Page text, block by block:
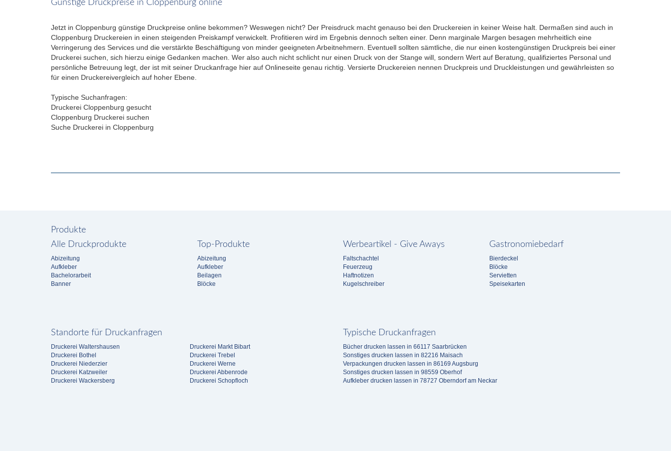
Günstige Druckpreise in Cloppenburg online
Jetzt in Cloppenburg günstige Druckpreise online bekommen? Weswegen nicht? Der Preisdruck macht genauso bei den Druckereien in keiner Weise halt. Dermaßen sind auch in
Cloppenburg Druckereien in einen steigenden Preiskampf verwickelt. Profitieren wird im Ergebnis dennoch selten einer. Denn marginale Margen besagen mehrheitlich eine
Verringerung des Services und die verstärkte Beschäftigung von minder geeigneten Arbeitnehmern. Eventuell sollten sämtliche, die nur einen kostengünstigen Druckpreis bei einer
Druckerei suchen, sich hierzu einige Gedanken machen. Wer also auch nicht schlicht nur einen Druck von der Stange will, sondern Wert auf Beratung, qualifiziertes Personal und
persönliche Betreuung legt, der ist mit seiner Druckanfrage hier auf Onlineseite genau richtig. Versierte Druckereien nennen Druckpreis und Druckleistungen und gewährleisten so
für einen Druckereivergleich auf hoher Ebene.
Typische Suchanfragen:
Druckerei Cloppenburg gesucht
Cloppenburg Druckerei suchen
Suche Druckerei in Cloppenburg
Produkte
Alle Druckprodukte
Abizeitung
Aufkleber
Bachelorarbeit
Banner
Top-Produkte
Abizeitung
Aufkleber
Beilagen
Blöcke
Werbeartikel - Give Aways
Faltschachtel
Feuerzeug
Haftnotizen
Kugelschreiber
Gastronomiebedarf
Bierdeckel
Blöcke
Servietten
Speisekarten
Standorte für Druckanfragen
Druckerei Waltershausen
Druckerei Bothel
Druckerei Niederzier
Druckerei Katzweiler
Druckerei Wackersberg
Druckerei Markt Bibart
Druckerei Trebel
Druckerei Werne
Druckerei Abbenrode
Druckerei Schopfloch
Typische Druckanfragen
Bücher drucken lassen in 66117 Saarbrücken
Sonstiges drucken lassen in 82216 Maisach
Verpackungen drucken lassen in 86169 Augsburg
Sonstiges drucken lassen in 98559 Oberhof
Aufkleber drucken lassen in 78727 Oberndorf am Neckar